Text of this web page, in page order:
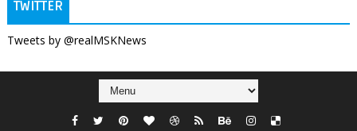
TWITTER
Tweets by @realMSKNews